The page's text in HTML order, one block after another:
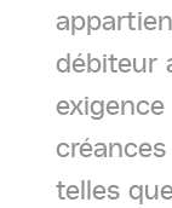
débiteur
telles